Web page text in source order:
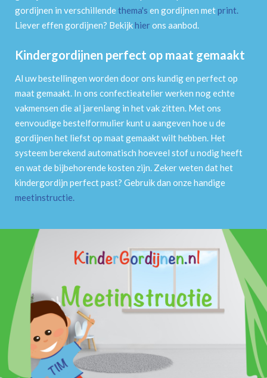
gordijnen in verschillendethema's en gordijnen metprint.
Liever effen gordijnen? Bekijkhierons aanbod.
Kindergordijnen perfect op maat gemaakt
Al uw bestellingen worden door ons kundig en perfect op
maat gemaakt. In ons confectieatelier werken nog echte
vakmensen die al jarenlang in het vak zitten. Met ons
eenvoudige bestelformulier kunt u aangeven hoe u de
gordijnen het liefst op maat gemaakt wilt hebben. Het
systeem berekend automatisch hoeveel stof u nodig heeft
en wat de bijbehorende kosten zijn. Zeker weten dat het
kindergordijn perfect past? Gebruik dan onze handige
meetinstructie.